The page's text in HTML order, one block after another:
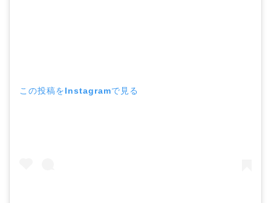
この投稿をInstagramで見る